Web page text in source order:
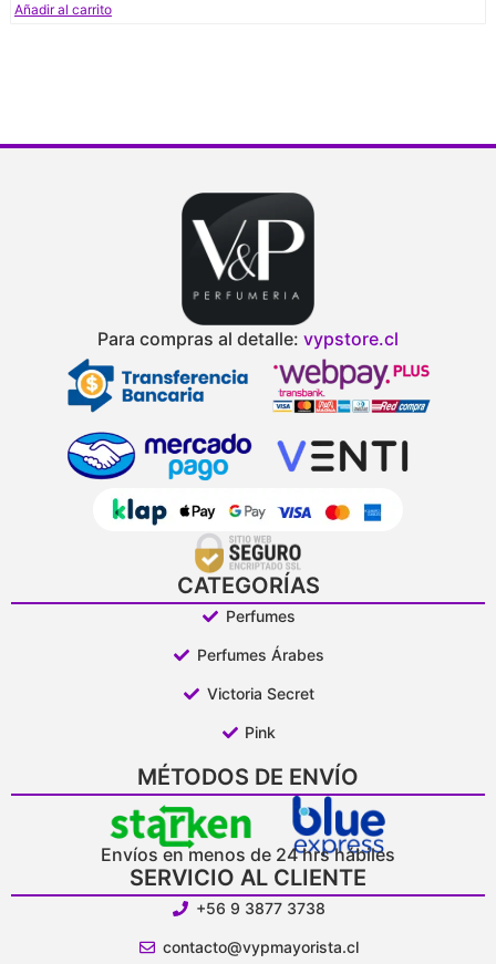
Añadir al carrito
Para compras al detalle: vypstore.cl
CATEGORÍAS
Perfumes
Perfumes Árabes
Victoria Secret
Pink
MÉTODOS DE ENVÍO
Envíos en menos de 24 hrs hábiles
SERVICIO AL CLIENTE
+56 9 3877 3738
contacto@vypmayorista.cl